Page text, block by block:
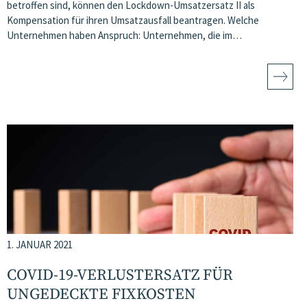
betroffen sind, können den Lockdown-Umsatzersatz II als
Kompensation für ihren Umsatzausfall beantragen. Welche
Unternehmen haben Anspruch: Unternehmen, die im…
1. JANUAR 2021
COVID-19-VERLUSTERSATZ FÜR
UNGEDECKTE FIXKOSTEN